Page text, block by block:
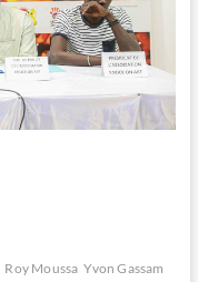
Roy Moussa Yvon Gassam